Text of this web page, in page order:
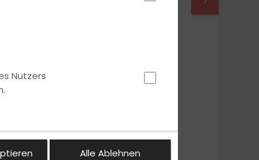
Nutzers
Alle Ablehnen